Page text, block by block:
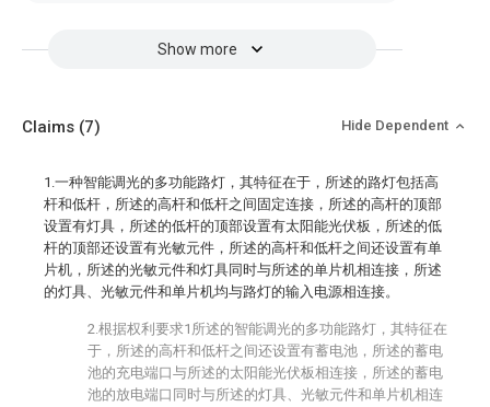
Show more
Claims (7) Hide Dependent
1.一种智能调光的多功能路灯，其特征在于，所述的路灯包括高
杆和低杆，所述的高杆和低杆之间固定连接，所述的高杆的顶部
设置有灯具，所述的低杆的顶部设置有太阳能光伏板，所述的低
杆的顶部还设置有光敏元件，所述的高杆和低杆之间还设置有单
片机，所述的光敏元件和灯具同时与所述的单片机相连接，所述
的灯具、光敏元件和单片机均与路灯的输入电源相连接。
2.根据权利要求1所述的智能调光的多功能路灯，其特征在
于，所述的高杆和低杆之间还设置有蓄电池，所述的蓄电
池的充电端口与所述的太阳能光伏板相连接，所述的蓄电
池的放电端口同时与所述的灯具、光敏元件和单片机相连